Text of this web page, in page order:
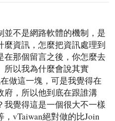
並不是網路軟體的機制，是
麼資訊，怎麼把資訊處理到
在那個留言之後，你怎麼去
所以我為什麼會說其實
做這一塊，可是我覺得在
府，所以他到底在跟誰溝
我覺得這是一個很大不一樣
vTaiwan絕對做的比Join